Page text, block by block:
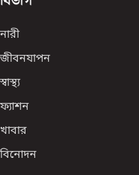
নারী
জীবনযাপন
স্বাস্থ্য
ফ্যাশন
খাবার
বিনোদন